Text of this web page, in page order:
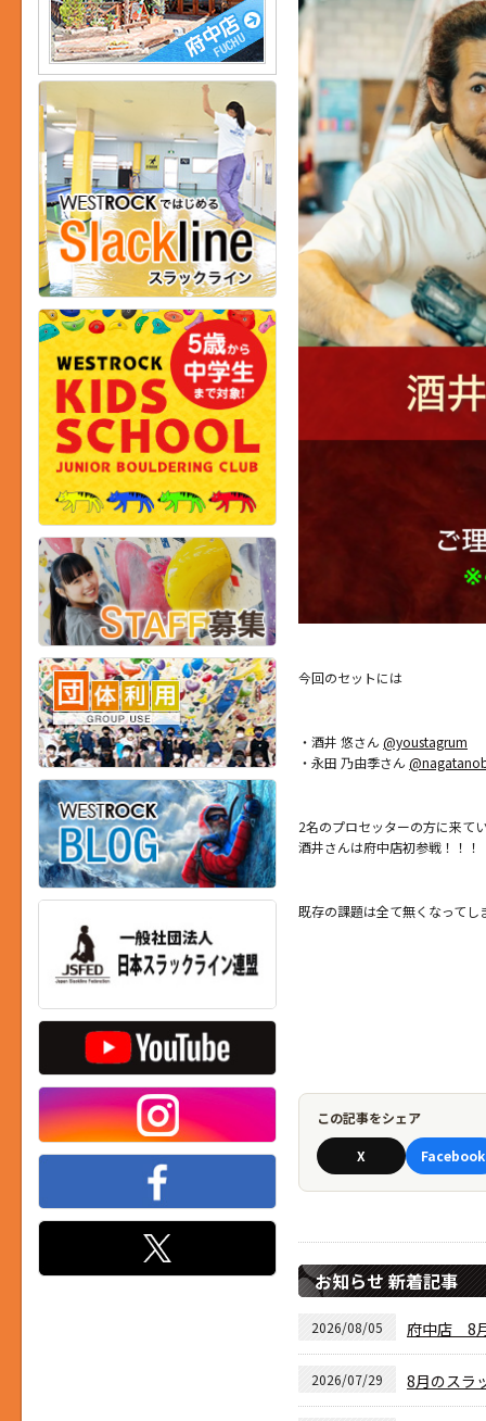
今回のセットには
・酒井 悠さん @youstagrum
・永田 乃由季さん
2名のプロセッターの方に来て
酒井さんは府中店初参戦！！！
既存の課題は全て無くなって
この記事をシェア
X Facebook
お知らせ 新着記事
2026/08/05 府中店 8
2026/07/29 8月のスラ